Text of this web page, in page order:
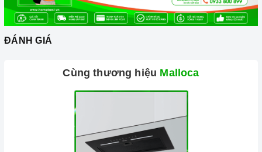
ĐÁNH GIÁ
Cùng thương hiệu Malloca